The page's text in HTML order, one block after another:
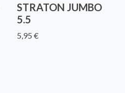
STRATON JUMBO
5.5
5,95 €